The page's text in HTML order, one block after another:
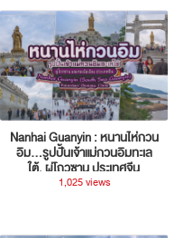
Nanhai Guanyin : หนานไห่กวน
อิม...รูปปั้นเจ้าแม่กวนอิมทะเล
ใต้, ผู่โถวซาน ประเทศจีน
1,025 views